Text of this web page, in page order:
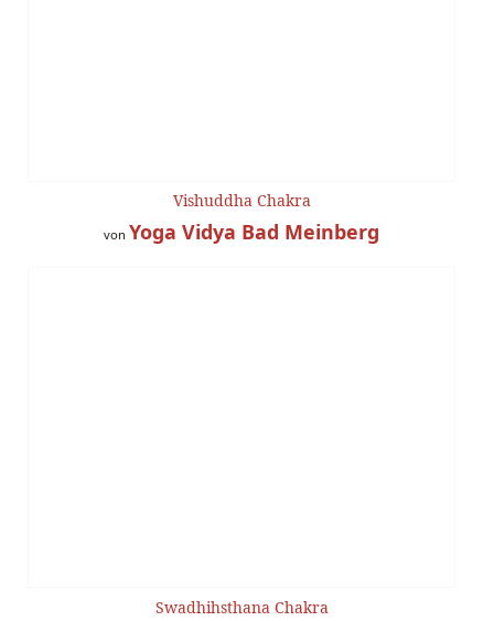
Vishuddha Chakra
von Yoga Vidya Bad Meinberg
Swadhihsthana Chakra